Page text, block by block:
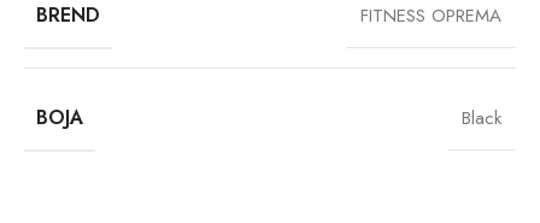
BREND FITNESS OPREMA
BOJA Black